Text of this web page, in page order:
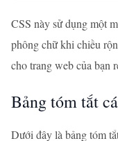
CSS này sử dụng một
phông chữ khi chiều
cho trang web của bạn
Bảng tóm tắt
Dưới đây là bảng tóm